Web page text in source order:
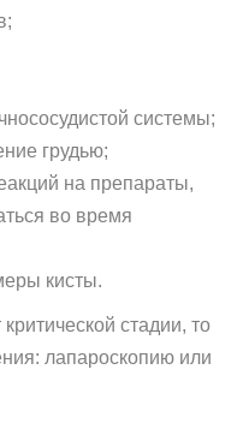
системы;
грудью;
на препараты,
во время
кисты.
стадии, то
лапароскопию или